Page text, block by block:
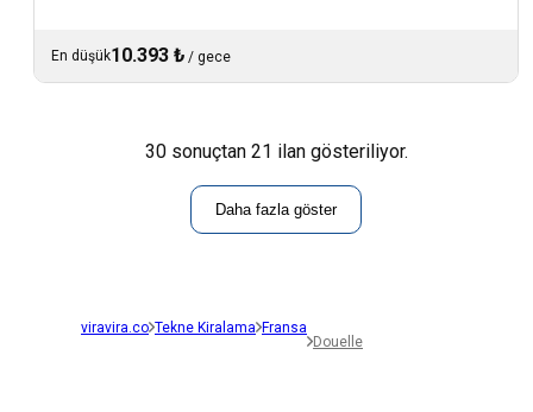
En düşük10.393 ₺ / gece
30 sonuçtan 21 ilan gösteriliyor.
Daha fazla göster
viravira.co Tekne Kiralama Fransa
Douelle